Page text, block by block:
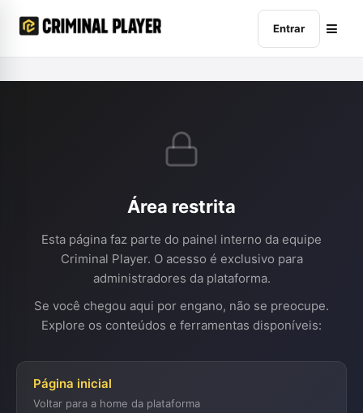
Entrar
Área restrita
Esta página faz parte do painel interno da equipe
Criminal Player. O acesso é exclusivo para
administradores da plataforma.
Se você chegou aqui por engano, não se preocupe.
Explore os conteúdos e ferramentas disponíveis:
Página inicial
Voltar para a home da plataforma